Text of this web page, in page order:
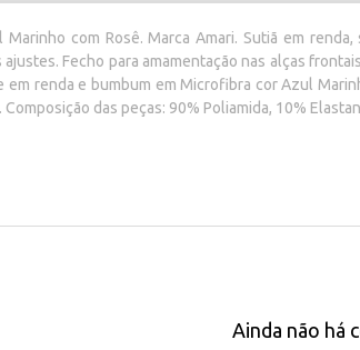
com Rosê. Marca Amari. Sutiã em
Fecho para amamentação nas alças
renda e bumbum em Microfibra cor Azul
das peças: 90% Poliamida, 10%
Ainda não há